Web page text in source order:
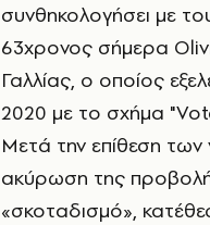
συνθηκολογήσει με
63χρονος σήμερα
Γαλλίας, ο οποίος
2020 με το σχήμα
Μετά την επίθεση
ακύρωση της
«σκοταδισμό»,